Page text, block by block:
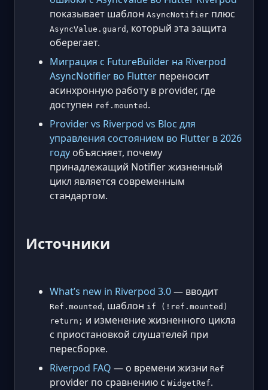
показывает шаблон AsyncNotifier плюс
AsyncValue.guard , который эта защита
оберегает.
Миграция с FutureBuilder на Riverpod
AsyncNotifier во Flutter переносит
асинхронную работу в provider, где
доступен ref.mounted .
Provider vs Riverpod vs Bloc для
управления состоянием во Flutter в 2026
году объясняет, почему
принадлежащий Notifier жизненный
цикл является современным
стандартом.
Источники
What’s new in Riverpod 3.0— вводит
Ref.mounted , шаблон if (!ref.mounted)
return; и изменение жизненного цикла
с приостановкой слушателей при
пересборке.
Riverpod FAQ — о времени жизни Ref
provider по сравнению с WidgetRef.